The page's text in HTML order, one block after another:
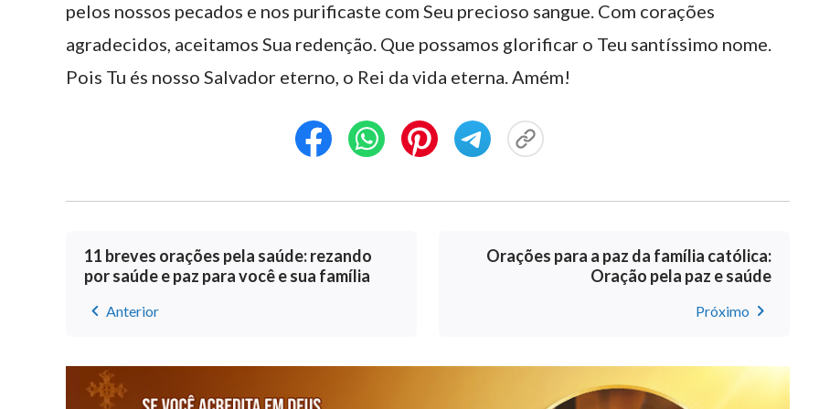
pelos nossos pecados e nos purificaste com Seu precioso sangue. Com corações
agradecidos, aceitamos Sua redenção. Que possamos glorificar o Teu santíssimo nome.
Pois Tu és nosso Salvador eterno, o Rei da vida eterna. Amém!
11 breves orações pela saúde: rezando
por saúde e paz para você e sua família
Anterior
Orações para a paz da família católica:
Oração pela paz e saúde
Próximo